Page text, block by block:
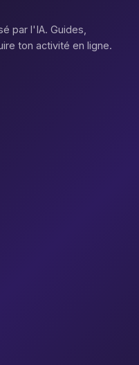
par l'IA. Guides,
ton activité en ligne.